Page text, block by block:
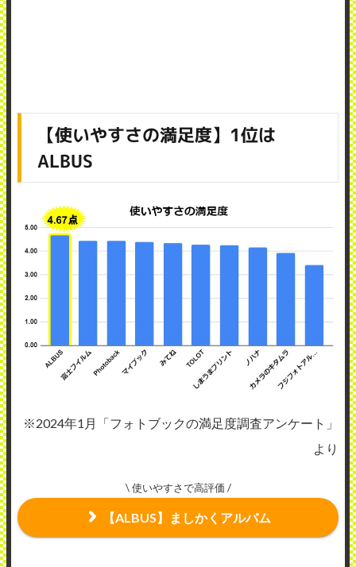
【使いやすさの満足度】1位は
ALBUS
※2024年1月「フォトブックの満足度調査アンケート」
より
\ 使いやすさで高評価 /
【ALBUS】ましかくアルバム